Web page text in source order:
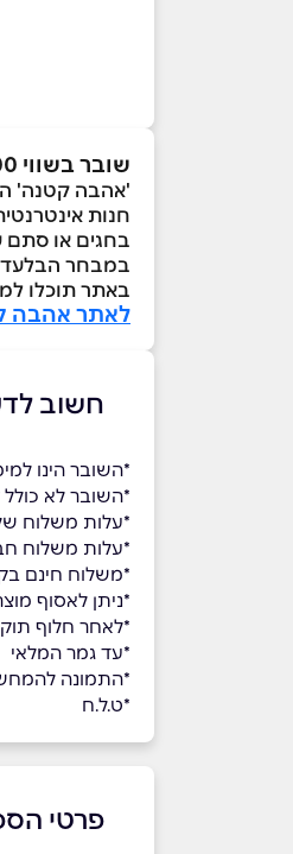
שובר בשווי ₪100 לחנות האינטרנטית "אהבה קטנה"
'אהבה קטנה'
חנות
בחגים או
במבחר
באתר תוכלו
לאתר אהבה
חשוב
*השובר הינו
*השובר לא
*עלות משלוח של חבילה ע"י שליח -
*עלות משלוח חבילה ע"י שליח
*משלוח חינם
*ניתן לאסוף
*לאחר חלוף
*עד גמר המלאי
*התמונה
*ט.ל.ח
פרטי